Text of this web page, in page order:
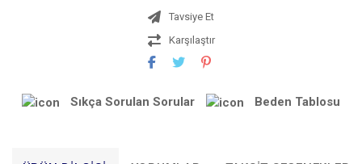
Tavsiye Et
Karşılaştır
Sıkça Sorulan Sorular Beden Tablosu